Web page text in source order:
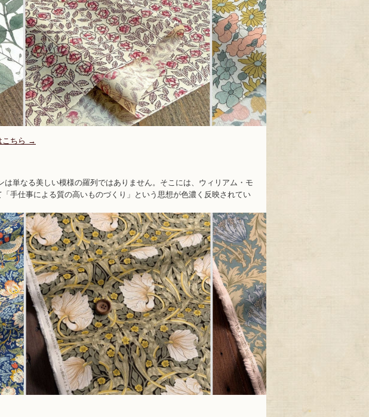
こちら →
単なる美しい模様の羅列ではありません。そこには、ウィリアム・モ
手仕事による質の高いものづくり」という思想が色濃く反映されてい